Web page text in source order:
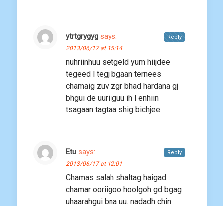
ytrtgrygyg says:
2013/06/17 at 15:14
nuhriinhuu setgeld yum hiijdee
tegeed l tegj bgaan ternees
chamaig zuv zgr bhad hardana gj
bhgui de uuriiguu ih l enhiin
tsagaan tagtaa shig bichjee
Reply
Etu says:
2013/06/17 at 12:01
Chamas salah shaltag haigad
chamar ooriigoo hoolgoh gd bgag
uhaarahgui bna uu. nadadh chin
Reply